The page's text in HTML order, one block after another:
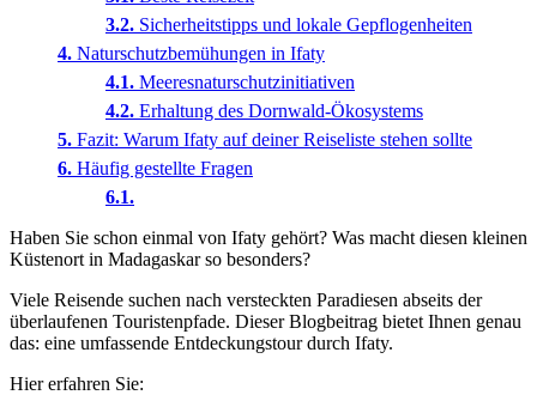
Sicherheitstipps und lokale Gepflogenheiten
Naturschutzbemühungen in Ifaty
Meeresnaturschutzinitiativen
Erhaltung des Dornwald-Ökosystems
Fazit: Warum Ifaty auf deiner Reiseliste stehen sollte
Häufig gestellte Fragen
Haben Sie schon einmal von Ifaty gehört? Was macht diesen kleinen
Küstenort in Madagaskar so besonders?
Viele Reisende suchen nach versteckten Paradiesen abseits der
überlaufenen Touristenpfade. Dieser Blogbeitrag bietet Ihnen genau
das: eine umfassende Entdeckungstour durch Ifaty.
Hier erfahren Sie: